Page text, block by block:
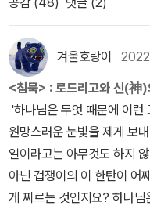
부라고 가정하자. 그런데 신
에 처하고 하루 밤을 꼬박
다투고 있는데, 일본의 관헌
굴을 밟으라, 그냥 시늉으로
은 물론이고 다섯 명의 신자
가. 다섯 명을 죽이고, 아니,
그러면 다시 다섯, 또는 여섯
도? 좋다. 당신은 그렇다 치
면, 자신의 얼굴을 밟으라고
람들을 위해 죽으려고 이 나
기를 위해 죽어가는 모습에
느님을 향해 대답없는 질문
니까? 당신은 왜 언제나 침
순교라고 하는 것인가? 왜
애꾸눈의 농부가 -당신을
그런데도 왜 이런 고요함만
리 소리, 어리석고 무참한 일
은 모른 척하신다. 그 점이
드리고 신부는 하느님의 존
되었다는 점을 강조하면서
어가고 있는 신자들을 살리
자들에게 복음과 사랑을 전
자체가 길 잃은 양을 위협하
데, 한 때 죽어도 자신의 신
신부의 양심은 흔들릴 수밖
의 영광을 위해 순교하는 것
벌을 받고 있는 신자들을 구
로. 신부는 발을 들었다. 발
은 단순히 형식만은 아니었
아름답다고 생각해 온 것, 가
상과 꿈이 담긴 것을 밟는
고, 동판에 새겨진 그 분은
에 발을 올려놓았을 때 아침
사쿠, <침묵> , p136/159 마
럼 격렬한 통증이 오면서 점
것은 바로 하나님의 침묵입
엔도 슈사쿠(遠藤周作,
질문을 던진다. 하느님의 길
의 고통과 어려움에 대해 왜
스스로에게 던진 로드리고
이다. <구약성경>의 의인
>에서 자신에게 닥친 이유
하며, 이러한 불행의 이유가
서는 다행히도(?) 응답받는
에 의로움이 드러나기 위해
겨울호랑이
<침묵> : 로드리고와 신(神)
'하나님은 무엇 때문에 이런
원망스러운 눈빛을 제게 보
일이라고는 아무것도 하지
아닌 겁쟁이의 이 한탄이 어
게 찌르는 것인지요? 하나님